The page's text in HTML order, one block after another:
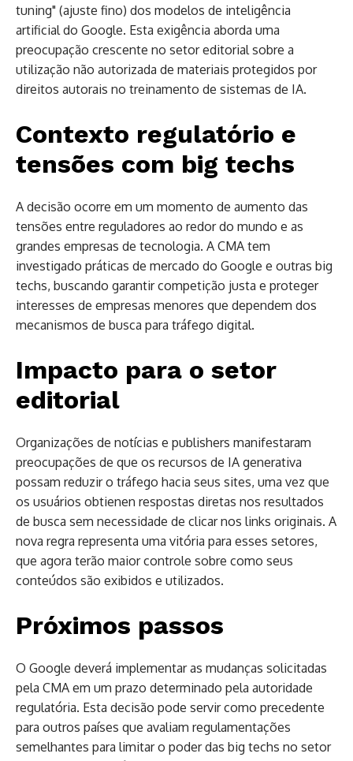
tuning" (ajuste fino) dos modelos de inteligência
artificial do Google. Esta exigência aborda uma
preocupação crescente no setor editorial sobre a
utilização não autorizada de materiais protegidos por
direitos autorais no treinamento de sistemas de IA.
Contexto regulatório e
tensões com big techs
A decisão ocorre em um momento de aumento das
tensões entre reguladores ao redor do mundo e as
grandes empresas de tecnologia. A CMA tem
investigado práticas de mercado do Google e outras big
techs, buscando garantir competição justa e proteger
interesses de empresas menores que dependem dos
mecanismos de busca para tráfego digital.
Impacto para o setor
editorial
Organizações de notícias e publishers manifestaram
preocupações de que os recursos de IA generativa
possam reduzir o tráfego hacia seus sites, uma vez que
os usuários obtienen respostas diretas nos resultados
de busca sem necessidade de clicar nos links originais. A
nova regra representa uma vitória para esses setores,
que agora terão maior controle sobre como seus
conteúdos são exibidos e utilizados.
Próximos passos
O Google deverá implementar as mudanças solicitadas
pela CMA em um prazo determinado pela autoridade
regulatória. Esta decisão pode servir como precedente
para outros países que avaliam regulamentações
semelhantes para limitar o poder das big techs no setor